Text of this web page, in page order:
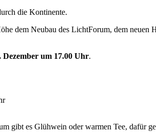
die Kontinente.
dem Neubau des LichtForum, dem neuen
Dezember um 17.00 Uhr.
gibt es Glühwein oder warmen Tee, dafür